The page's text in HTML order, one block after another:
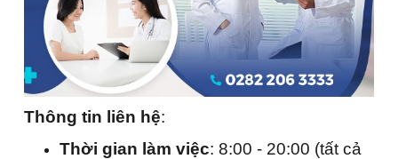
Thông tin liên hệ:
Thời gian làm việc: 8:00 - 20:00 (tất cả